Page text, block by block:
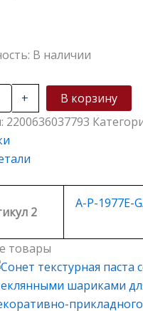
В наличии
+
В корзину
2200636037793
2
A-P-1977E-
товары